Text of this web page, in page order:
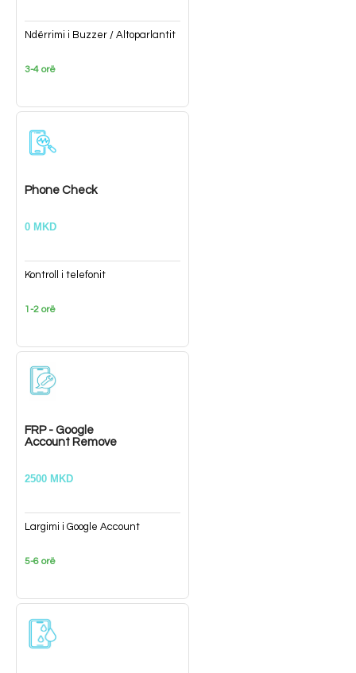
Ndërrimi i Buzzer / Altoparlantit
3-4 orë
Phone Check
0 MKD
Kontroll i telefonit
1-2 orë
FRP - Google
Account Remove
2500 MKD
Largimi i Google Account
5-6 orë